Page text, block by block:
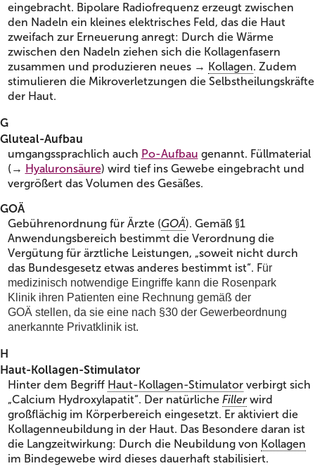
eingebracht. Bipolare Radiofrequenz erzeugt zwischen
den Nadeln ein kleines elektrisches Feld, das die Haut
zweifach zur Erneuerung anregt: Durch die Wärme
zwischen den Nadeln ziehen sich die Kollagenfasern
zusammen und produzieren neues → Kollagen. Zudem
stimulieren die Mikroverletzungen die Selbstheilungskräfte
der Haut.
G
Gluteal-Aufbau
umgangssprachlich auch Po-Aufbau genannt. Füllmaterial
(→ Hyaluronsäure) wird tief ins Gewebe eingebracht und
vergrößert das Volumen des Gesäßes.
GOÄ
Gebührenordnung für Ärzte (GOÄ). Gemäß §1
Anwendungsbereich bestimmt die Verordnung die
Vergütung für ärztliche Leistungen, „soweit nicht durch
das Bundesgesetz etwas anderes bestimmt ist“. Für
medizinisch notwendige Eingriffe kann die Rosenpark
Klinik ihren Patienten eine Rechnung gemäß der
GOÄ stellen, da sie eine nach §30 der Gewerbeordnung
anerkannte Privatklinik ist.
H
Haut-Kollagen-Stimulator
Hinter dem Begriff Haut-Kollagen-Stimulatorverbirgt sich
„Calcium Hydroxylapatit“. Der natürliche Fillerwird
großflächig im Körperbereich eingesetzt. Er aktiviert die
Kollagenneubildung in der Haut. Das Besondere daran ist
die Langzeitwirkung: Durch die Neubildung von Kollagen
im Bindegewebe wird dieses dauerhaft stabilisiert.